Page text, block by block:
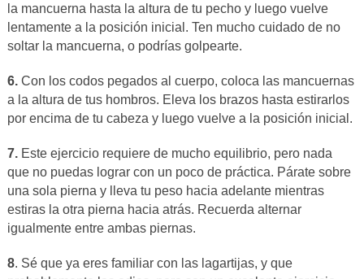
la mancuerna hasta la altura de tu pecho y luego vuelve
lentamente a la posición inicial. Ten mucho cuidado de no
soltar la mancuerna, o podrías golpearte.
6.Con los codos pegados al cuerpo, coloca las mancuernas
a la altura de tus hombros. Eleva los brazos hasta estirarlos
por encima de tu cabeza y luego vuelve a la posición inicial.
7.Este ejercicio requiere de mucho equilibrio, pero nada
que no puedas lograr con un poco de práctica. Párate sobre
una sola pierna y lleva tu peso hacia adelante mientras
estiras la otra pierna hacia atrás. Recuerda alternar
igualmente entre ambas piernas.
8. Sé que ya eres familiar con las lagartijas, y que